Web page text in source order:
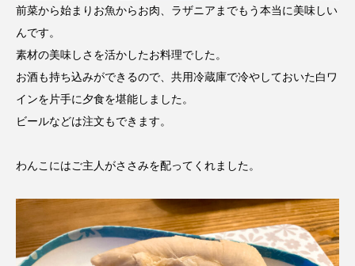
前菜から始まりお魚からお肉、ラザニアまでもう本当に美味しい
んです。
素材の美味しさを活かしたお料理でした。
お酒も持ち込みができるので、共用冷蔵庫で冷やしておいた白ワ
インを片手に夕食を堪能しました。
ビールなどは注文もできます。
わんこにはご主人がささみを配ってくれました。